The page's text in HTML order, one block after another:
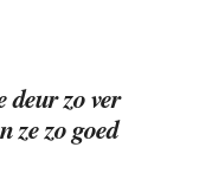
deur zo ver
ze zo goed